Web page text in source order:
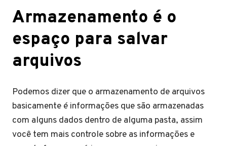
Armazenamento é o
espaço para salvar
arquivos
Podemos dizer que o armazenamento de arquivos
basicamente é informações que são armazenadas
com alguns dados dentro de alguma pasta, assim
você tem mais controle sobre as informações e